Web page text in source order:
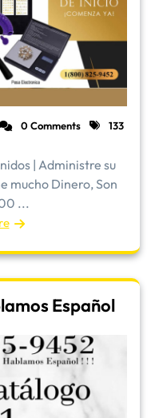
0 Comments
133
| Administre su
mucho Dinero, Son
...
Español